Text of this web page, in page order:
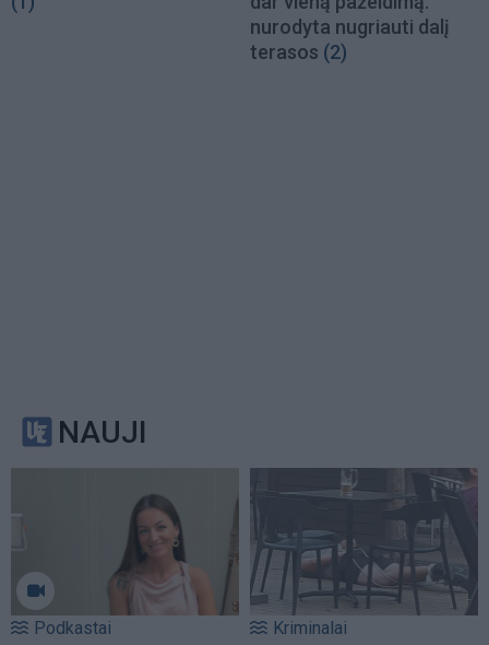
nurodyta nugriauti dalį
terasos (2)
NAUJI
Podkastai Kriminalai